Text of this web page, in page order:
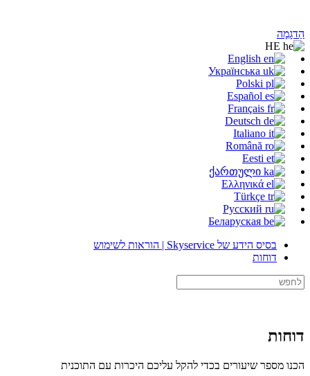
הַדגָמָה
English
Українська
Polski
Español
Français
Deutsch
Italiano
Română
Eesti
ქართული
Ελληνικά
Türkçe
Русский
Беларуская
בסיס הידע של Skyservice | הוראות לשימוש
דוחות
דוחות
הכנו מספר שיעורים בכדי להקל עליכם היכרות עם התוכנית